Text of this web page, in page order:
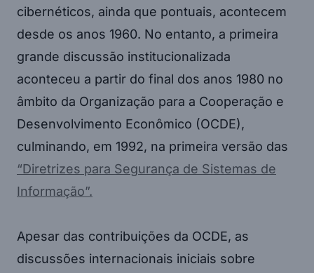
cibernéticos, ainda que pontuais, acontecem
desde os anos 1960. No entanto, a primeira
grande discussão institucionalizada
aconteceu a partir do final dos anos 1980 no
âmbito da Organização para a Cooperação e
Desenvolvimento Econômico (OCDE),
culminando, em 1992, na primeira versão das
“Diretrizes para Segurança de Sistemas de
Informação”.
Apesar das contribuições da OCDE, as
discussões internacionais iniciais sobre